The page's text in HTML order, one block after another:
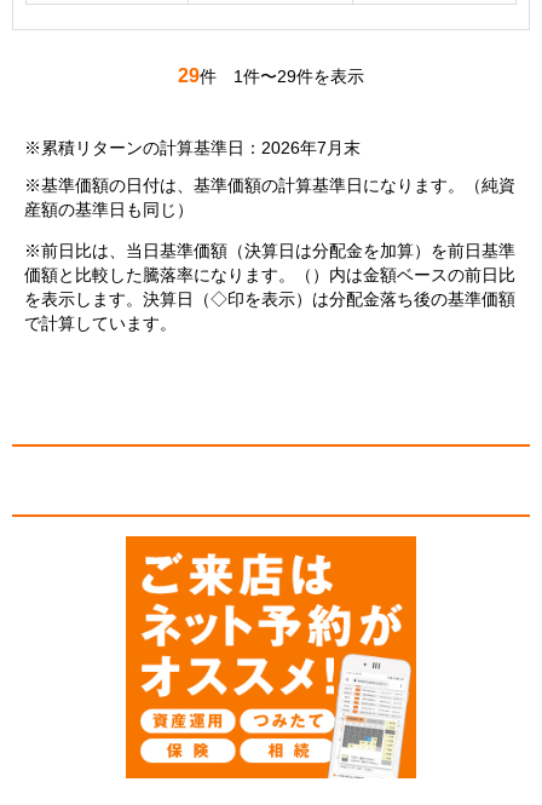
29件 1件〜29件を表示
※累積リターンの計算基準日：2026年7月末
※基準価額の日付は、基準価額の計算基準日になります。（純資
産額の基準日も同じ）
※前日比は、当日基準価額（決算日は分配金を加算）を前日基準
価額と比較した騰落率になります。（）内は金額ベースの前日比
を表示します。決算日（◇印を表示）は分配金落ち後の基準価額
で計算しています。